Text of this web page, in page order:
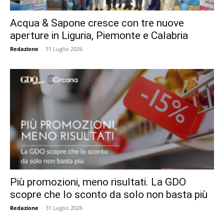
Acqua & Sapone cresce con tre nuove
aperture in Liguria, Piemonte e Calabria
Redazione - 31 Luglio 2026
Più promozioni, meno risultati. La GDO
scopre che lo sconto da solo non basta più
Redazione - 31 Luglio 2026